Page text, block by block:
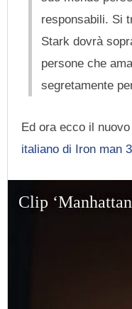
responsabili. Si
Stark dovrà
persone che
segretamente
Ed ora ecco il
italiano di Iron man 3